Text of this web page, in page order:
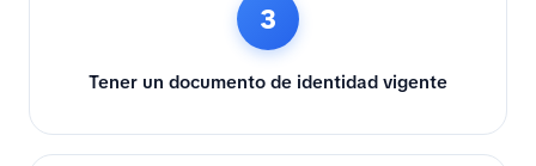
3
Tener un documento de identidad vigente